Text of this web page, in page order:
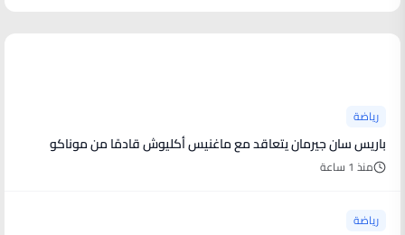
رياضة
باريس سان جيرمان يتعاقد مع ماغنيس أكليوش قادمًا من موناكو
منذ 1 ساعة
رياضة